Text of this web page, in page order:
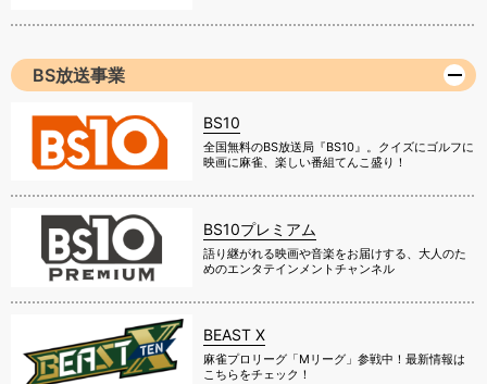
BS放送事業
BS10
全国無料のBS放送局『BS10』。クイズにゴルフに
映画に麻雀、楽しい番組てんこ盛り！
BS10プレミアム
語り継がれる映画や音楽をお届けする、大人のた
めのエンタテインメントチャンネル
BEAST X
麻雀プロリーグ「Mリーグ」参戦中！最新情報は
こちらをチェック！